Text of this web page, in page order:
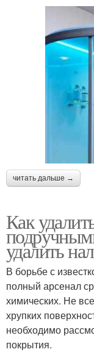
читать дальше →
Как
удалить
В борьбе с
полный арсенал
химических. Не
хрупких
необходимо
покрытия.